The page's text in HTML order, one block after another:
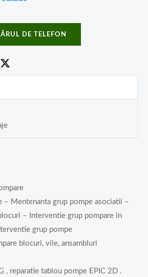
DE TELEFON
– Mentenanta grup pompe asociatii –
– Interventie grup pompare in
grup pompe
blocuri, vile, ansambluri
, reparatie tablou pompe EPIC 2D .